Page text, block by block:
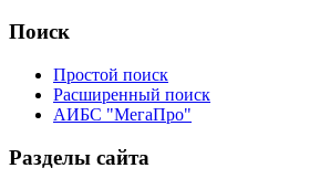
Поиск
Простой поиск
Расширенный поиск
АИБС "МегаПро"
Разделы сайта